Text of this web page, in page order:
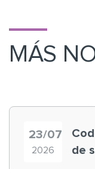
MÁS
23/07
2026
de